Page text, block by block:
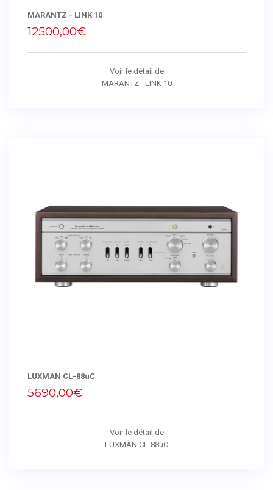
MARANTZ - LINK 10
12500,00€
Voir le détail de
MARANTZ - LINK 10
LUXMAN CL-88uC
5690,00€
Voir le détail de
LUXMAN CL-88uC